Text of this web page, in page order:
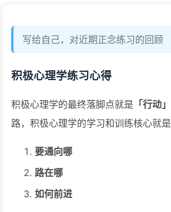
写给自己，对近期正念练习的回顾
积极心理学练习心得
积极心理学的最终落脚点就是 「行动」
路，积极心理学的学习和训练核心就是
要通向哪
路在哪
如何前进